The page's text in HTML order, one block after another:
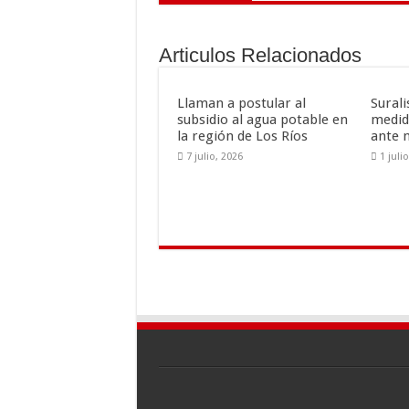
o
k
ar
r
Articulos Relacionados
Llaman a postular al
subsidio al agua potable en
la región de Los Ríos
7 julio, 2026
ante
1